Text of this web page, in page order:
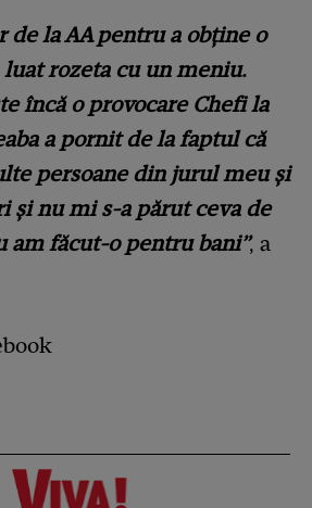
de la AA pentru a obține o
rozeta cu un meniu.
încă o provocare Chefi la
a pornit de la faptul că
persoane din jurul meu și
și nu mi s-a părut ceva de
am făcut-o pentru bani”, a